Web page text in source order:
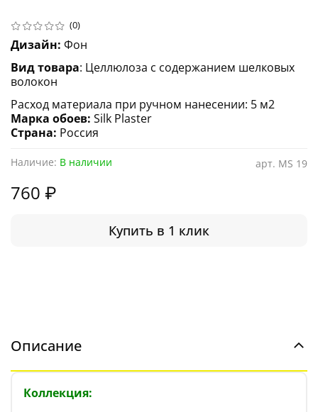
(0)
арт. MS 19
Наличие: В наличии
760 ₽
Купить в 1 клик
Дизайн: Фон
Вид товара: Целлюлоза с содержанием шелковых
волокон
Расход материала при ручном нанесении: 5 м2
Марка обоев: Silk Plaster
Страна: Россия
Описание
Коллекция: